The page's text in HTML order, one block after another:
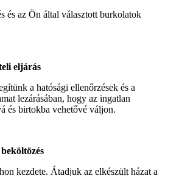
és az Ön által választott burkolatok
eljárás
a hatósági ellenőrzések és a
lezárásában, hogy az ingatlan
és birtokba vehetővé váljon.
kezdete. Átadjuk az elkészült házat a